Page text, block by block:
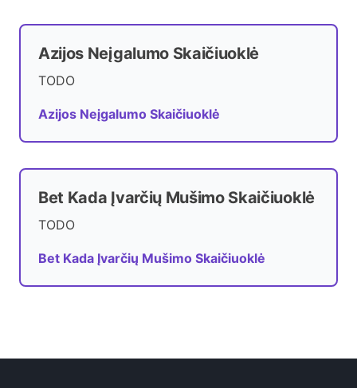
Azijos Neįgalumo Skaičiuoklė
TODO
Azijos Neįgalumo Skaičiuoklė
Bet Kada Įvarčių Mušimo Skaičiuoklė
TODO
Bet Kada Įvarčių Mušimo Skaičiuoklė